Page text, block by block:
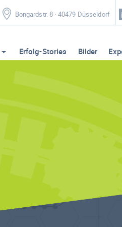
Bongardstr. 8 · 40479 Düsseldorf
Erfolg-Stories Bilder